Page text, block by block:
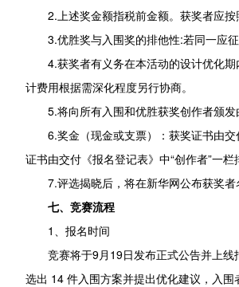
2.上述奖金额指税前金额。获奖者应
3.优胜奖与入围奖的排他性:若同一应
4.获奖者有义务在本活动的设计优化
计费用根据需深化程度另行协商。
5.将向所有入围和优胜获奖创作者颁发
6.奖金（现金或支票）：获奖证书由
证书由交付《报名登记表》中“创作者”一
7.评选揭晓后，将在新华网公布获奖者
七、竞赛流程
1、报名时间
竞赛将于9月19日发布正式公告并上
选出 14 件入围方案并提出优化建议，入